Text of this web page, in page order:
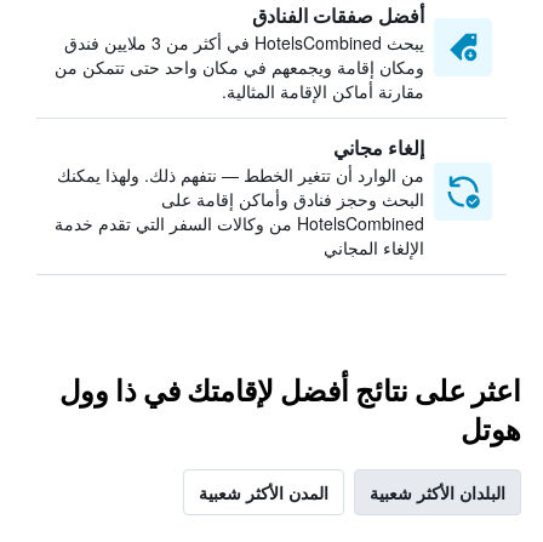
أفضل صفقات الفنادق
يبحث HotelsCombined في أكثر من 3 ملايين فندق
ومكان إقامة ويجمعهم في مكان واحد حتى تتمكن من
مقارنة أماكن الإقامة المثالية.
إلغاء مجاني
من الوارد أن تتغير الخطط — نتفهم ذلك. ولهذا يمكنك
البحث وحجز فنادق وأماكن إقامة على
HotelsCombined من وكالات السفر التي تقدم خدمة
الإلغاء المجاني
اعثر على نتائج أفضل لإقامتك في ذا وول
هوتل
البلدان الأكثر شعبية المدن الأكثر شعبية